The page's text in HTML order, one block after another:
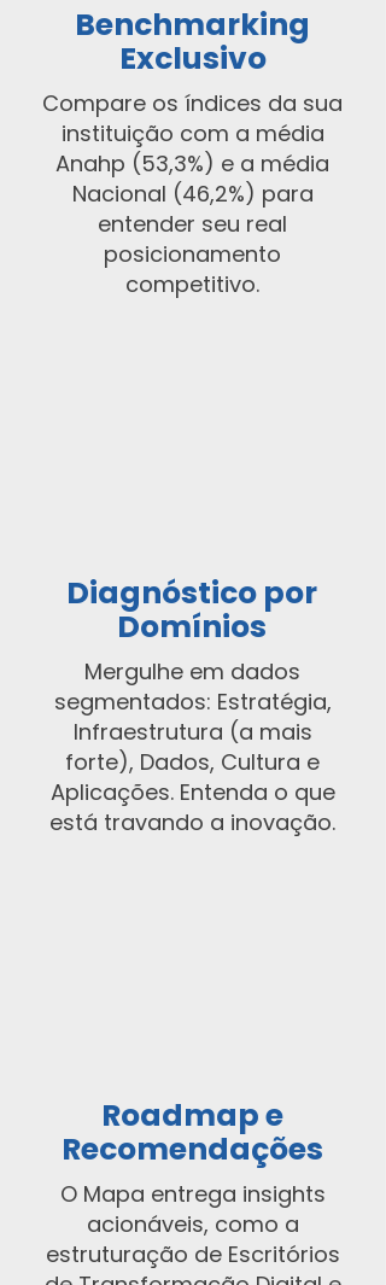
Benchmarking
Exclusivo
Compare os índices da sua
instituição com a média
Anahp (53,3%) e a média
Nacional (46,2%) para
entender seu real
posicionamento
competitivo.
Diagnóstico por
Domínios
Mergulhe em dados
segmentados: Estratégia,
Infraestrutura (a mais
forte), Dados, Cultura e
Aplicações. Entenda o que
está travando a inovação.
Roadmap e
Recomendações
O Mapa entrega insights
acionáveis, como a
estruturação de Escritórios